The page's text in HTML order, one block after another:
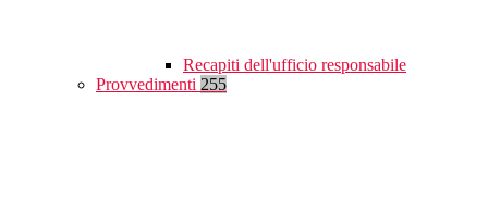
Recapiti dell'ufficio responsabile
Provvedimenti 255